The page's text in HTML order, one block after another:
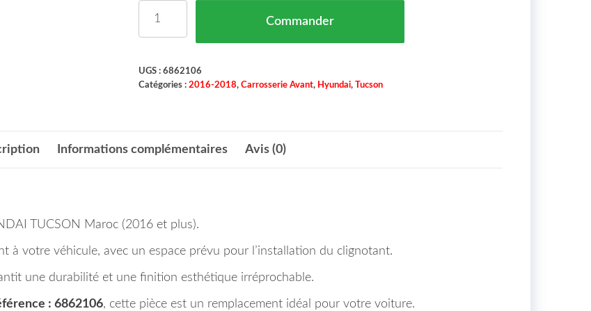
Commander
UGS : 6862106
Catégories : 2016-2018, Carrosserie Avant, Hyundai, Tucson
Informations complémentaires Avis (0)
TUCSON Maroc (2016 et plus).
à votre véhicule, avec un espace prévu pour l’installation du clignotant.
une durabilité et une finition esthétique irréprochable.
: 6862106, cette pièce est un remplacement idéal pour votre voiture.